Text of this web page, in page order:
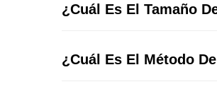
¿Cuál Es El Tamaño
¿Cuál Es El Método